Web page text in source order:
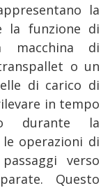
la
la funzione di
macchina di
o un
di carico di
in tempo
durante la
operazioni di
verso
Questo